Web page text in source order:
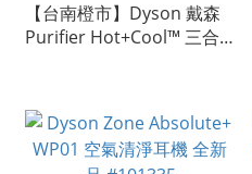
【台南橙市】Dyson 戴森
Purifier Hot+Cool™ 三合